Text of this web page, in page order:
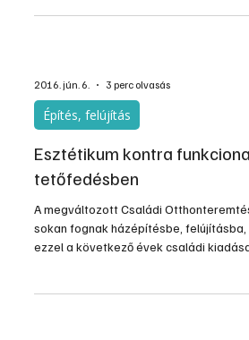
2016. jún. 6. 3 perc olvasás
Építés, felújítás
Esztétikum kontra
tetőfedésben
A megváltozott Családi
sokan fognak házépítésbe,
ezzel a következő évek családi